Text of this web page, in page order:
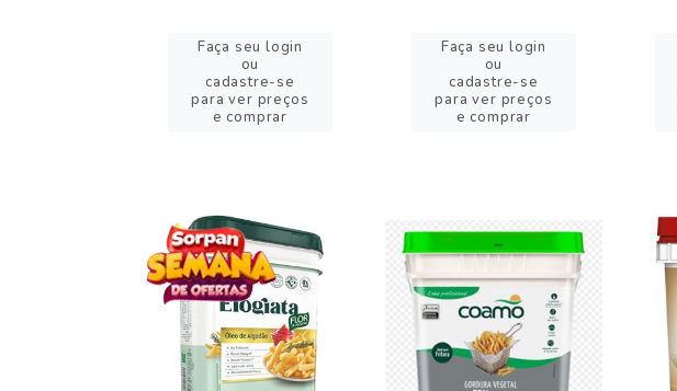
Faça seu login
ou
cadastre-se
para ver preços
e comprar
Faça seu login
ou
cadastre-se
para ver preços
e comprar